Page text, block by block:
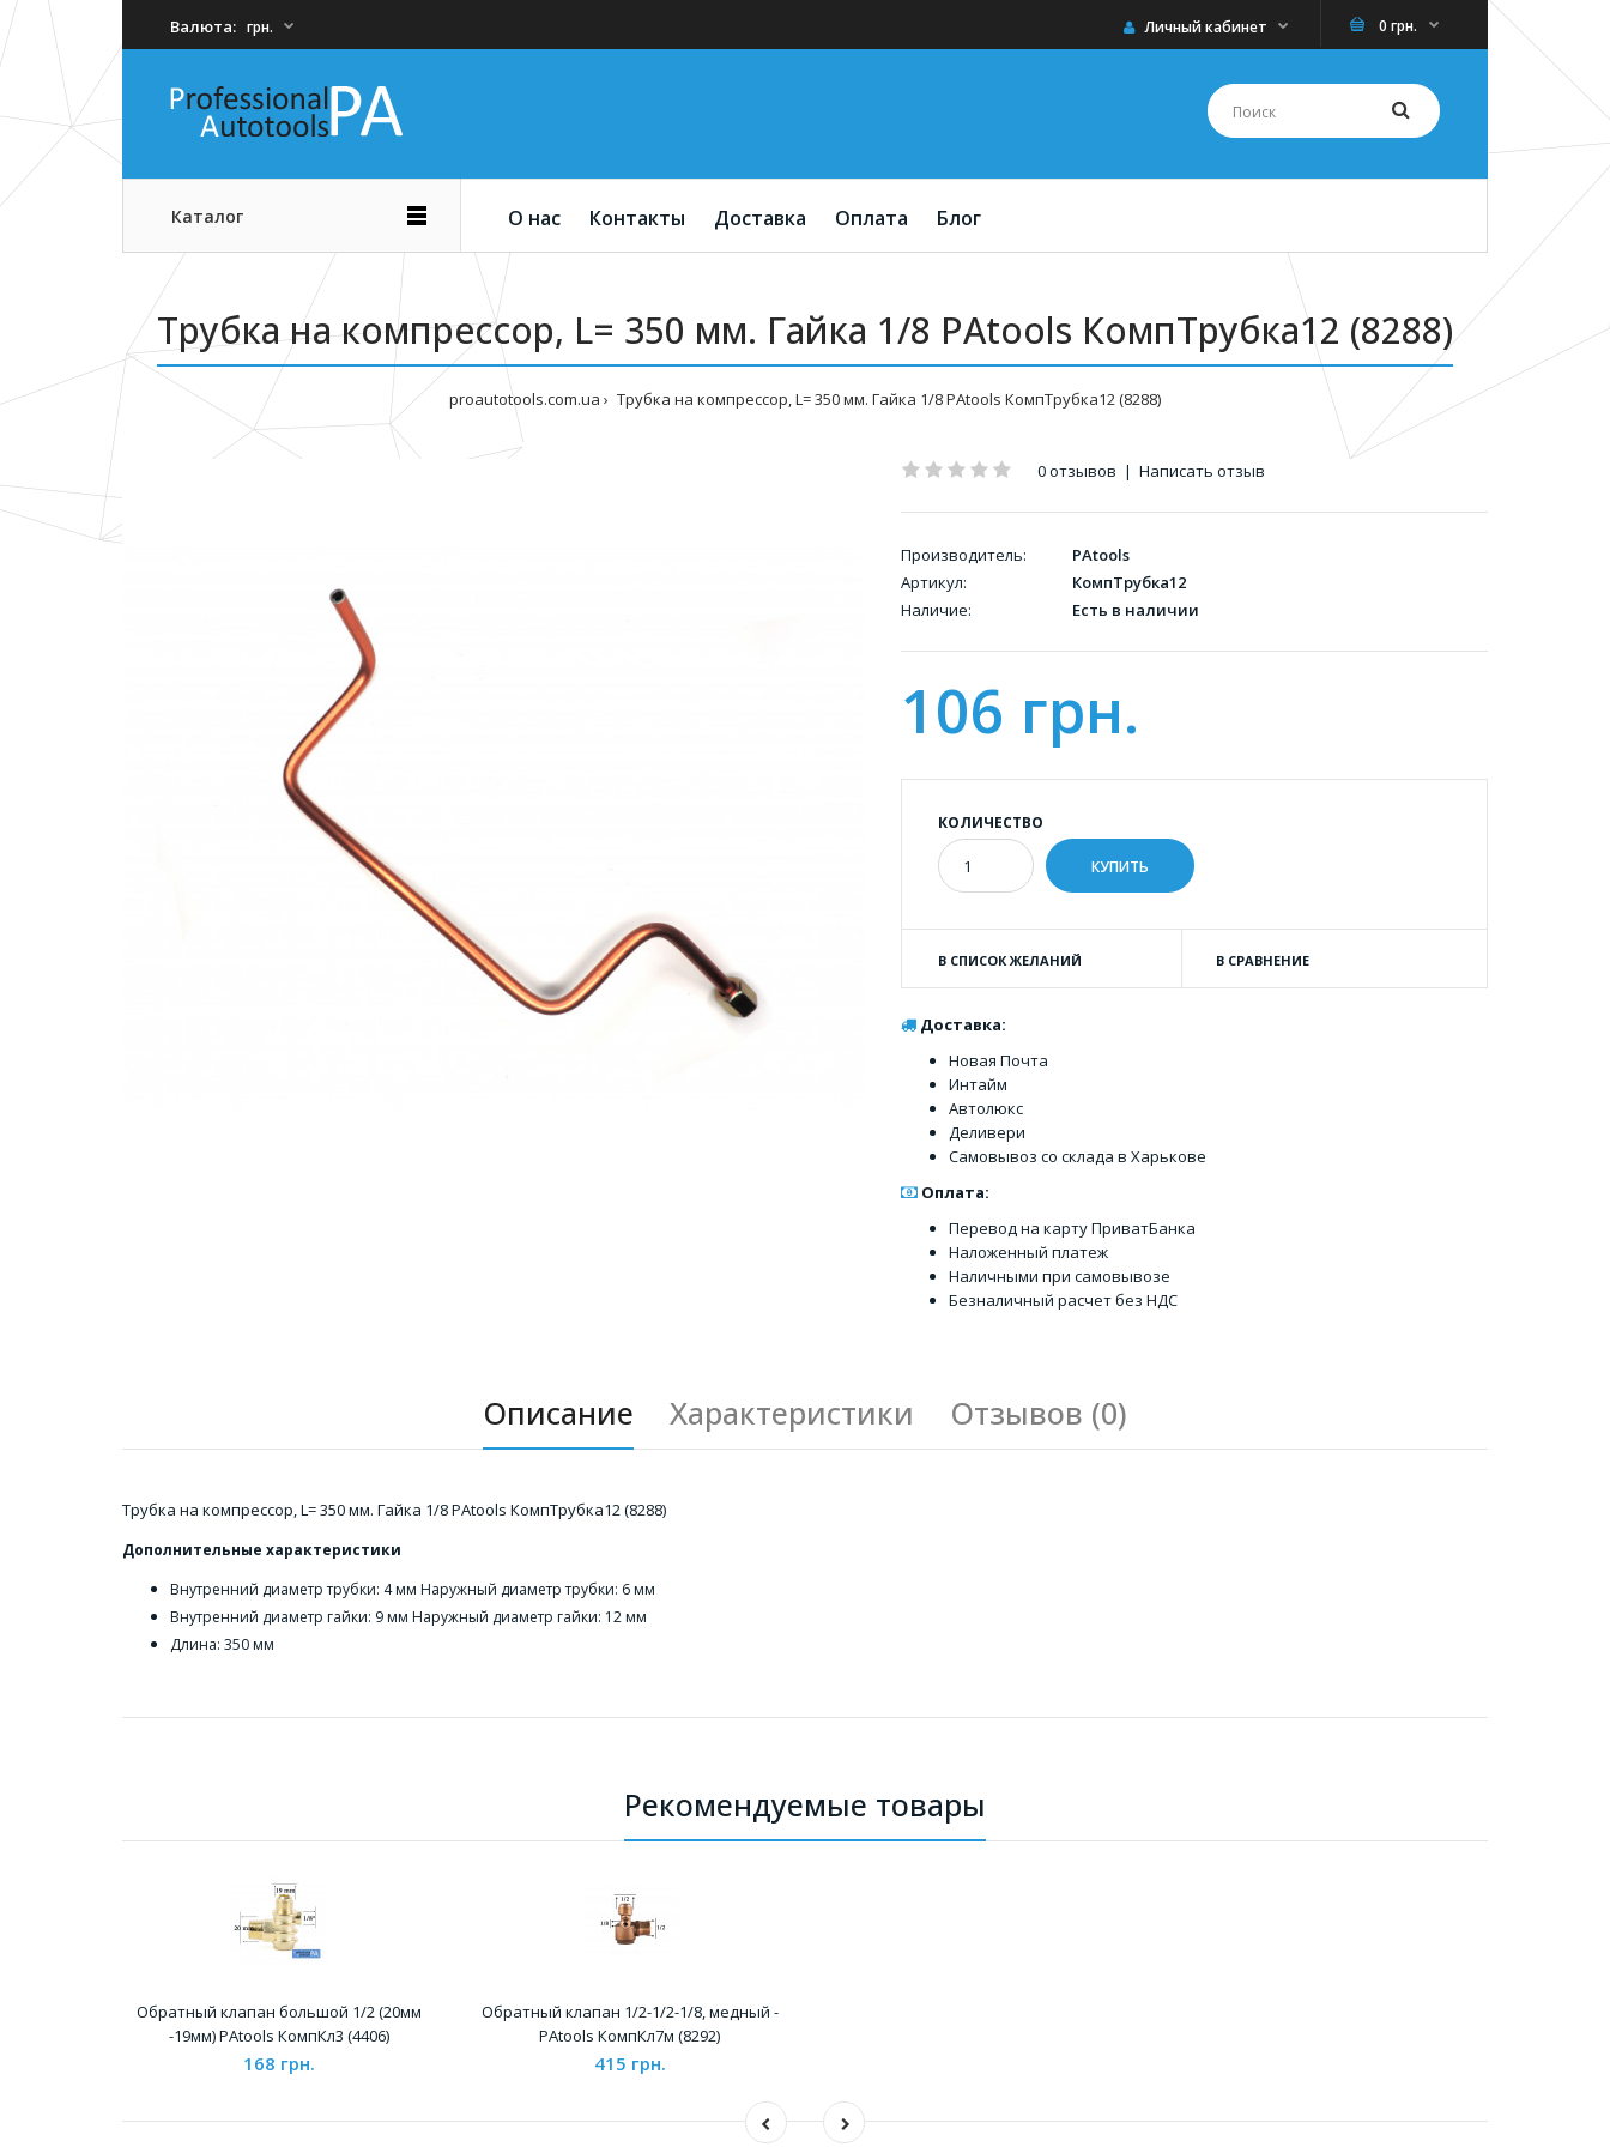
0 грн.
Личный кабинет
Валюта: грн.
Каталог О нас Контакты Доставка Оплата Блог
Трубка на компрессор, L= 350 мм. Гайка 1/8 PAtools КомпТрубка12 (8288)
proautotools.com.ua Трубка на компрессор, L= 350 мм. Гайка 1/8 PAtools КомпТрубка12 (8288)
0 отзывов | Написать отзыв
Производитель:
PAtools
Артикул:
КомпТрубка12
Наличие:
Есть в наличии
106 грн.
КОЛИЧЕСТВО
В СПИСОК ЖЕЛАНИЙ В СРАВНЕНИЕ
Доставка:
Новая Почта
Интайм
Автолюкс
Деливери
Самовывоз со склада в Харькове
Оплата:
Перевод на карту ПриватБанка
Наложенный платеж
Наличными при самовывозе
Безналичный расчет без НДС
Описание Характеристики Отзывов (0)
Трубка на компрессор, L= 350 мм. Гайка 1/8 PAtools КомпТрубка12 (8288)
Дополнительные характеристики
Внутренний диаметр трубки: 4 мм Наружный диаметр трубки: 6 мм
Внутренний диаметр гайки: 9 мм Наружный диаметр гайки: 12 мм
Длина: 350 мм
Рекомендуемые товары
Обратный клапан большой 1/2 (20мм
-19мм) PAtools КомпКл3 (4406)
168 грн.
Обратный клапан 1/2-1/2-1/8, медный -
PAtools КомпКл7м (8292)
415 грн.